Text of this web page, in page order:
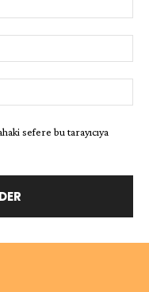
sefere bu tarayıcıya